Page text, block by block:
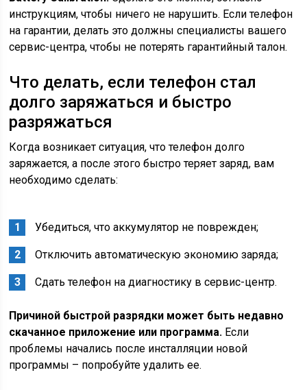
инструкциям, чтобы ничего не нарушить. Если телефон
на гарантии, делать это должны специалисты вашего
сервис-центра, чтобы не потерять гарантийный талон.
Что делать, если телефон стал
долго заряжаться и быстро
разряжаться
Когда возникает ситуация, что телефон долго
заряжается, а после этого быстро теряет заряд, вам
необходимо сделать:
Убедиться, что аккумулятор не поврежден;
Отключить автоматическую экономию заряда;
Сдать телефон на диагностику в сервис-центр.
Причиной быстрой разрядки может быть недавно
скачанное приложение или программа. Если
проблемы начались после инсталляции новой
программы – попробуйте удалить ее.